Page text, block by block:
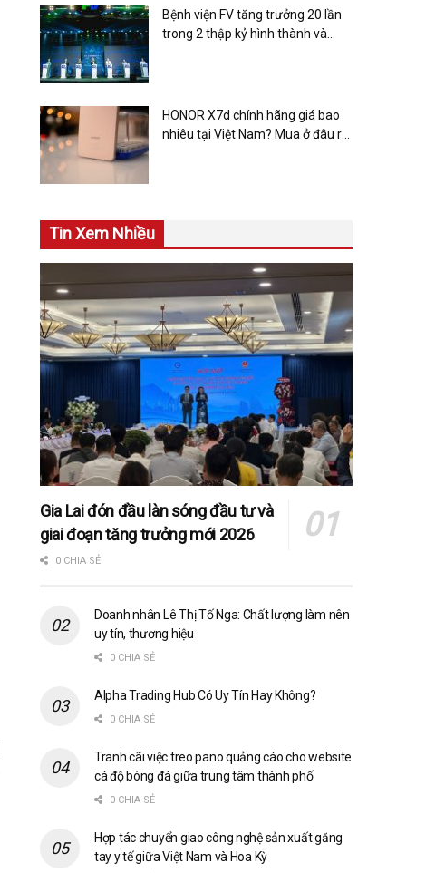
Bệnh viện FV tăng trưởng 20 lần
trong 2 thập kỷ hình thành và
HONOR X7d chính hãng giá bao
nhiêu tại Việt Nam? Mua ở đâu rẻ
Tin Xem Nhiều
Gia Lai đón đầu làn sóng đầu tư và
giai đoạn tăng trưởng mới 2026
0 CHIA SẺ
Doanh nhân Lê Thị Tố Nga: Chất lượng làm nên
uy tín, thương hiệu
0 CHIA SẺ
Alpha Trading Hub Có Uy Tín Hay Không?
0 CHIA SẺ
Tranh cãi việc treo pano quảng cáo cho website
cá độ bóng đá giữa trung tâm thành phố
0 CHIA SẺ
Hợp tác chuyển giao công nghệ sản xuất găng
tay y tế giữa Việt Nam và Hoa Kỳ